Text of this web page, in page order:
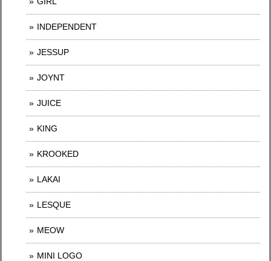
INDEPENDENT
JESSUP
JOYNT
JUICE
KING
KROOKED
LAKAI
LESQUE
MEOW
MINI LOGO